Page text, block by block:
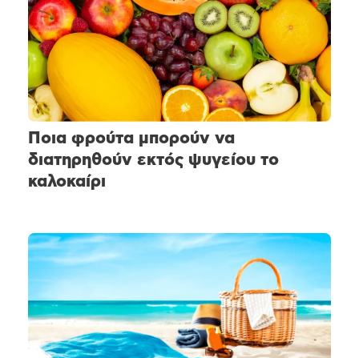
Ποια φρούτα μπορούν να
διατηρηθούν εκτός ψυγείου το
καλοκαίρι